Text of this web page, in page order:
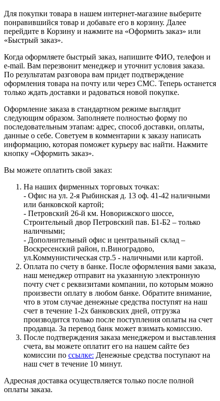
Для покупки товара в нашем интернет-магазине выберите
понравившийся товар и добавьте его в корзину. Далее
перейдите в Корзину и нажмите на «Оформить заказ» или
«Быстрый заказ».
Когда оформляете быстрый заказ, напишите ФИО, телефон и
e-mail. Вам перезвонит менеджер и уточнит условия заказа.
По результатам разговора вам придет подтверждение
оформления товара на почту или через СМС. Теперь останется
только ждать доставки и радоваться новой покупке.
Оформление заказа в стандартном режиме выглядит
следующим образом. Заполняете полностью форму по
последовательным этапам: адрес, способ доставки, оплаты,
данные о себе. Советуем в комментарии к заказу написать
информацию, которая поможет курьеру вас найти. Нажмите
кнопку «Оформить заказ».
Вы можете оплатить свой заказ:
На наших фирменных торговых точках:
- Офис на ул. 2-я Рыбинская д. 13 оф. 41-42 наличными
или банковской картой;
- Петровский 26-й км. Новорижского шоссе,
Строительный двор Петровский пав. Б1-Б2 – только
наличными;
- Дополнительный офис и центральный склад –
Воскресенский район, п.Виноградово,
ул.Коммунистическая стр.5 - наличными или картой.
Оплата по счету в банке. После оформления вами заказа,
наш менеджер отправит на указанную электронную
почту счет с реквизитами компании, по которым можно
произвести оплату в любом банке. Обратите внимание,
что в этом случае денежные средства поступят на наш
счет в течение 1-2х банковских дней, отгрузка
производится только после поступления оплаты на счет
продавца. За перевод банк может взимать комиссию.
После подтверждения заказа менеджером и выставления
счета, вы можете оплатит его на нашем сайте без
комиссии по ссылке: Денежные средства поступают на
наш счет в течение 10 минут.
Адресная доставка осуществляется только после полной
оплаты заказа.